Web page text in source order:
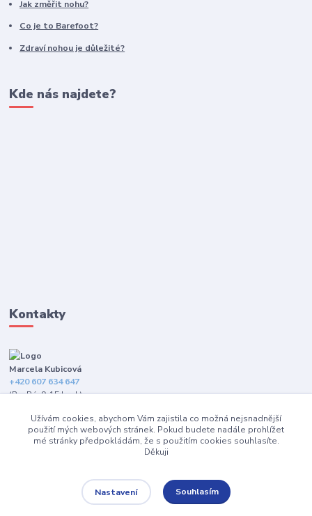
Jak změřit nohu?
Co je to Barefoot?
Zdraví nohou je důležité?
Kde nás najdete?
Kontakty
Marcela Kubicová
+420 607 634 647
(Po-Pá, 9-15 hod.)
info@happybarefeet.cz
Užívám cookies, abychom Vám zajistila co možná nejsnadnější
použití mých webových stránek. Pokud budete nadále prohlížet
mé stránky předpokládám, že s použitím cookies souhlasíte.
Děkuji
Nastavení Souhlasím